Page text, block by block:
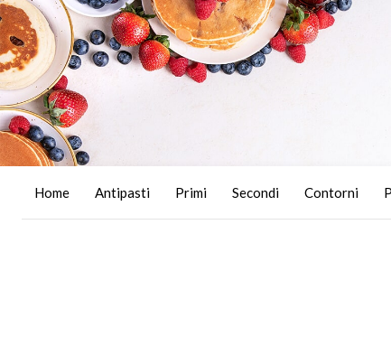
Home Antipasti Primi Secondi Contorni